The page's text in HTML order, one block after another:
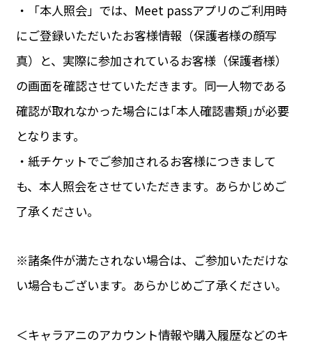
・「本人照会」では、Meet passアプリのご利用時
にご登録いただいたお客様情報（保護者様の顔写
真）と、実際に参加されているお客様（保護者様）
の画面を確認させていただきます。同一人物である
確認が取れなかった場合には｢本人確認書類｣が必要
となります。
・紙チケットでご参加されるお客様につきまして
も、本人照会をさせていただきます。あらかじめご
了承ください。
※諸条件が満たされない場合は、ご参加いただけな
い場合もございます。あらかじめご了承ください。
＜キャラアニのアカウント情報や購入履歴などのキ